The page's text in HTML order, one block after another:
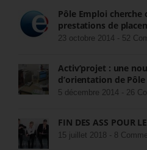
Pôle Emploi
prestations de
23 octobre 2014 - 52
Activ’projet : une
d’orientation de
5 décembre 2014 - 26
FIN DES ASS POUR
15 juillet 2018 - 8